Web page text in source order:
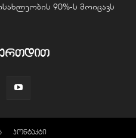
90%-ს მოიცავს
კონტაქტი